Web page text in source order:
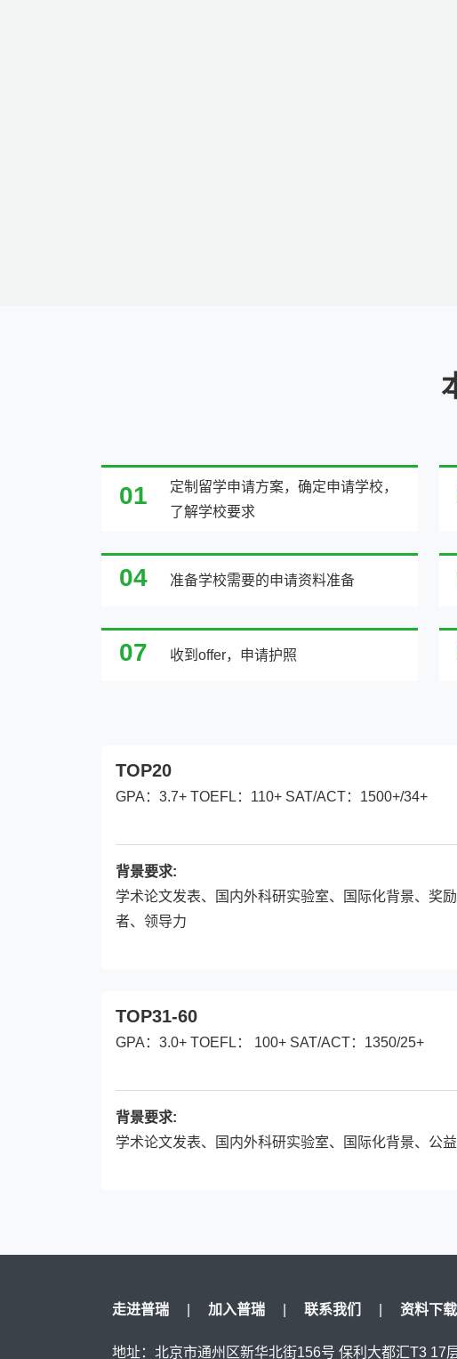
01
定制留学申请方案，确定申请学校，
了解学校要求
04 准备学校需要的申请资料准备
07 收到offer，申请护照
TOP20
GPA：3.7+ TOEFL：110+ SAT/ACT：1500+/34+
背景要求:
学术论文发表、国内外科研实验室、国际化背景、奖
者、领导力
TOP31-60
GPA：3.0+ TOEFL： 100+ SAT/ACT：1350/25+
背景要求:
学术论文发表、国内外科研实验室、国际化背景、公
走进普瑞 加入普瑞 联系我们 资料下载
地址： 北京市通州区新华北街156号 保利大都汇T3 17